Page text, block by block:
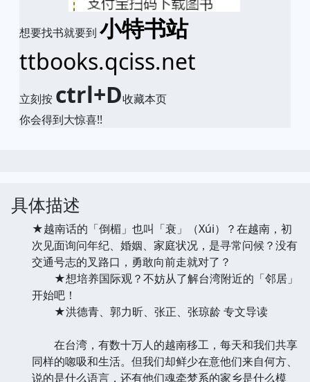
想要找书就要到 小特书站
ttbooks.qciss.net
立刻按 ctrl+D收藏本页
你会得到大惊喜!!
具体描述
★越南话的「倒楣」也叫「衰」（Xúi）？在越南，初
次见面询问年纪、婚姻、家庭状况，是寻常问候？没有
交通号志的叉路口，勇敢向前走就对了？
★想培养国际观？不妨从了解台湾附近的「邻居」
开始吧！
★洪德青、郭力昕、张正、张琼龄 专文导读
在台湾，有数十万人的越南移工，每天和我们共享
同样的唿吸和生活。但我们却鲜少在意他们来自何方、
说的是什么语言，还有他们魂牵梦系的家乡是什么模